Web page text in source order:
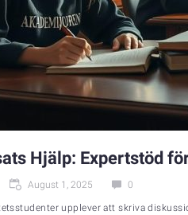
Hjälp: Expertstöd
August 1, 2025 0
upplever att skriva